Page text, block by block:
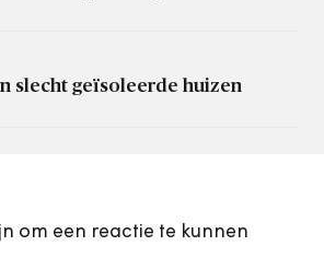
slecht geïsoleerde huizen
om een reactie te kunnen